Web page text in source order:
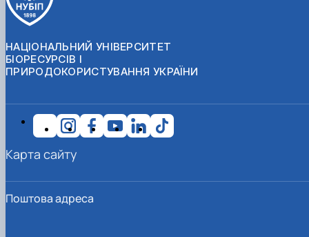
НАЦІОНАЛЬНИЙ УНІВЕРСИТЕТ
БІОРЕСУРСІВ І
ПРИРОДОКОРИСТУВАННЯ УКРАЇНИ
Поштова адреса
Карта сайту